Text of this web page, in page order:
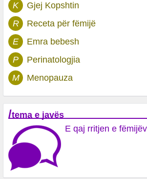
K
Gjej Kopshtin
R
Receta për fëmijë
E
Emra bebesh
P
Perinatologjia
M
Menopauza
/tema e javës
E qaj rritjen e